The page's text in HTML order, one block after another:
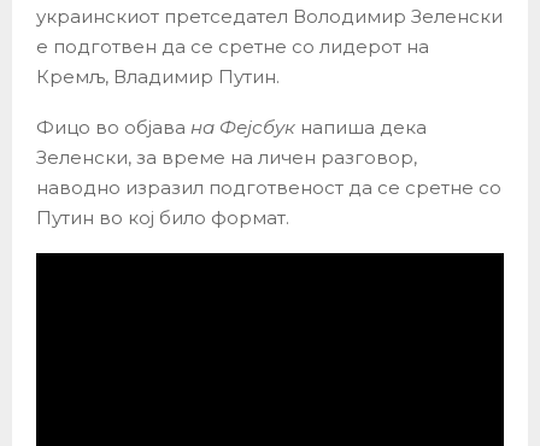
украинскиот претседател Володимир Зеленски
е подготвен да се сретне со лидерот на
Кремљ, Владимир Путин.
Фицо во објава на Фејсбук напиша дека
Зеленски, за време на личен разговор,
наводно изразил подготвеност да се сретне со
Путин во кој било формат.